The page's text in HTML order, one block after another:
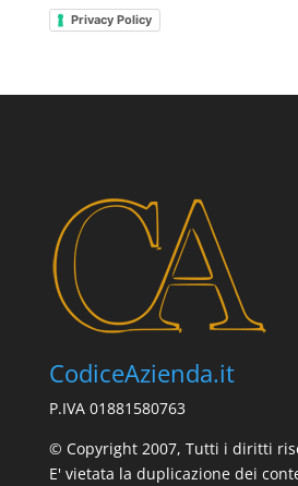
Privacy Policy
CodiceAzienda.it
P.IVA 01881580763
© Copyright 2007, Tutti i diritti
E' vietata la duplicazione dei